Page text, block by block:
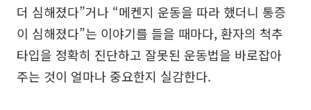
더 심해졌다”거나 “메켄지 운동을 따라 했더니 통증
이 심해졌다”는 이야기를 들을 때마다, 환자의 척추
타입을 정확히 진단하고 잘못된 운동법을 바로잡아
주는 것이 얼마나 중요한지 실감한다.